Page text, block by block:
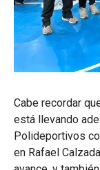
Cabe recordar
está llevando
Polideportivos
en Rafael